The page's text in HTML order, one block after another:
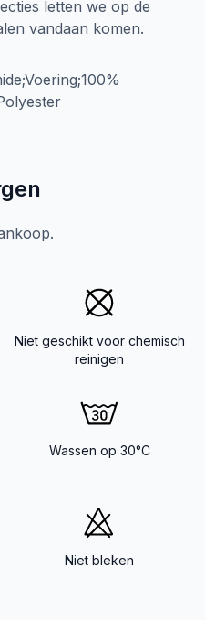
letten we op de
vandaan komen.
Niet geschikt voor chemisch
reinigen
Wassen op 30°C
Niet bleken